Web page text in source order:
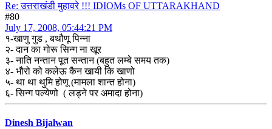
Re: उत्तराखंडी मुहावरे !!! IDIOMs OF UTTARAKHAND
#80
July 17, 2008, 05:44:21 PM
१-खाणु गुड , बथौणू पिन्ना
२- दान का गोरू सिन्ग ना खूर
३- नाति नन्तान पूत सन्तान (बहुत लम्बे समय तक)
४- भौरो को कलेऊ कैन खायी कि खाणो
५- था था थुमि होणू (मामला शान्त होना)
६- सिन्ग पल्येणो ( लड्ने पर अमादा होना)
Dinesh Bijalwan